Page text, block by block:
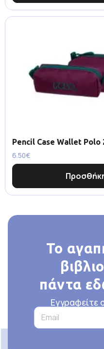
Pencil Case Wallet Polo
6.50€
Το
πάντα